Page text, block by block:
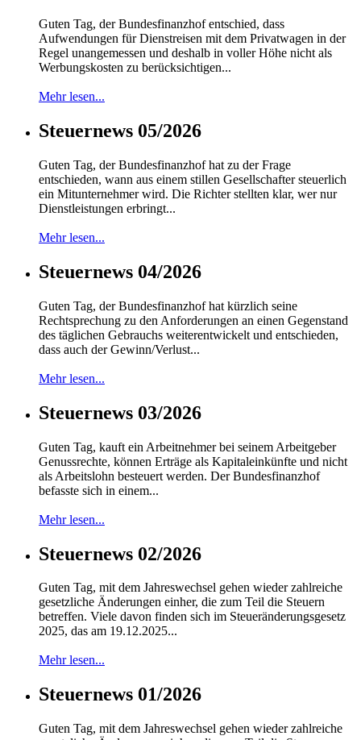
Guten Tag, der Bundesfinanzhof entschied, dass
Aufwendungen für Dienstreisen mit dem Privatwagen in der
Regel unangemessen und deshalb in voller Höhe nicht als
Werbungskosten zu berücksichtigen...
Mehr lesen...
Steuernews 05/2026
Guten Tag, der Bundesfinanzhof hat zu der Frage
entschieden, wann aus einem stillen Gesellschafter steuerlich
ein Mitunternehmer wird. Die Richter stellten klar, wer nur
Dienstleistungen erbringt...
Mehr lesen...
Steuernews 04/2026
Guten Tag, der Bundesfinanzhof hat kürzlich seine
Rechtsprechung zu den Anforderungen an einen Gegenstand
des täglichen Gebrauchs weiterentwickelt und entschieden,
dass auch der Gewinn/Verlust...
Mehr lesen...
Steuernews 03/2026
Guten Tag, kauft ein Arbeitnehmer bei seinem Arbeitgeber
Genussrechte, können Erträge als Kapitaleinkünfte und nicht
als Arbeitslohn besteuert werden. Der Bundesfinanzhof
befasste sich in einem...
Mehr lesen...
Steuernews 02/2026
Guten Tag, mit dem Jahreswechsel gehen wieder zahlreiche
gesetzliche Änderungen einher, die zum Teil die Steuern
betreffen. Viele davon finden sich im Steueränderungsgesetz
2025, das am 19.12.2025...
Mehr lesen...
Steuernews 01/2026
Guten Tag, mit dem Jahreswechsel gehen wieder zahlreiche